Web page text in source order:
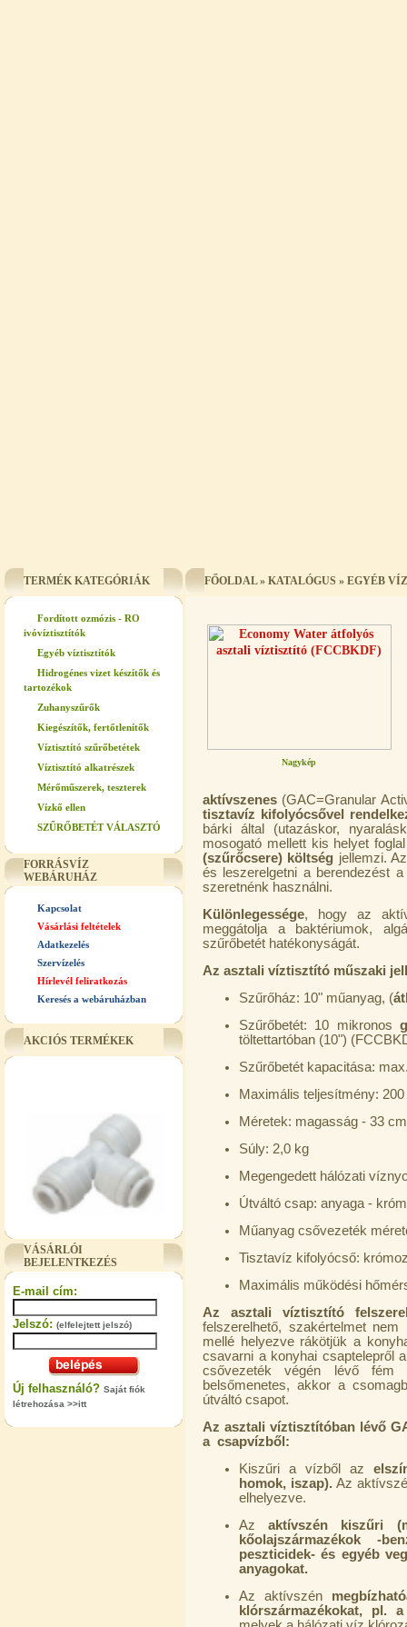
TERMÉK KATEGÓRIÁK
Fordított ozmózis - RO
ivóvíztisztítók
Egyéb víztisztítók
Hidrogénes vizet készítők és
tartozékok
Zuhanyszűrők
Kiegészítők, fertőtlenítők
Víztisztító szűrőbetétek
Víztisztító alkatrészek
Mérőműszerek, teszterek
Vízkő ellen
SZŰRŐBETÉT VÁLASZTÓ
FORRÁSVÍZ
WEBÁRUHÁZ
Kapcsolat
Vásárlási feltételek
Adatkezelés
Szervízelés
Hírlevél feliratkozás
Keresés a webáruházban
AKCIÓS TERMÉKEK
Quick
360,-Ft
320,-Ft
---------
VÁSÁRLÓI
BEJELENTKEZÉS
E-mail cím:
Jelszó: (elfelejtett jelszó)
Új felhasználó? Saját fiók
létrehozása >>itt
FŐOLDAL» KATALÓGUS » EGYÉB
Nagykép
aktívszenes (GAC=Granular
tisztavíz kifolyócsővel
bárki által (utazáskor,
mosogató mellett kis helyet
(szűrőcsere) költség jellemzi.
és leszerelgetni a berendezést
szeretnénk használni.
Különlegessége, hogy az
meggátolja a baktériumok,
szűrőbetét hatékonyságát.
Az asztali víztisztító műszaki
Szűrőház: 10" műanyag, (
Szűrőbetét: 10 mikronos
töltettartóban (10")
Szűrőbetét kapacitása:
Maximális teljesítmény:
Méretek: magasság - 33
Súly: 2,0 kg
Megengedett hálózati
Útváltó csap: anyaga -
Műanyag csővezeték
Tisztavíz kifolyócső:
Maximális működési
Az asztali víztisztító
felszerelhető, szakértelmet
mellé helyezve rákötjük a
csavarni a konyhai csaptelepről
csővezeték végén lévő fém
belsőmenetes, akkor a
útváltó csapot.
Az asztali víztisztítóban lévő
a csapvízből:
Kiszűri a vízből az
homok, iszap). Az
elhelyezve.
Azaktívszén kiszűri
kőolajszármazékok -
peszticidek- és egyéb
anyagokat.
Az aktívszén
klórszármazékokat, pl.